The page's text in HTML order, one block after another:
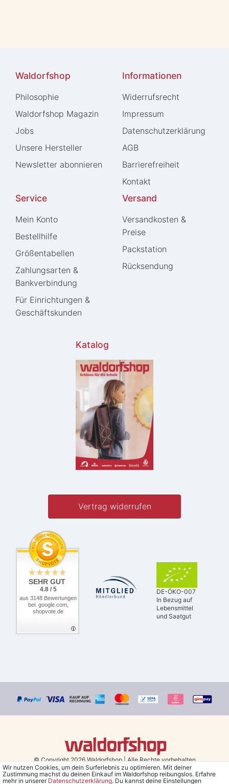
Waldorfshop
Philosophie
Waldorfshop Magazin
Jobs
Unsere Hersteller
Newsletter abonnieren
Informationen
Widerrufs­recht
Impressum
Daten­schutz­erklärung
AGB
Barrierefreiheit
Kontakt
Service
Mein Konto
Bestellhilfe
Größentabellen
Zahlungsarten &
Bankverbindung
Für Einrichtungen &
Geschäftskunden
Versand
Versandkosten &
Preise
Packstation
Rücksendung
Katalog
Vertrag widerrufen
SEHR GUT
4.8 / 5
aus 3148 Bewertungen
bei: google.com,
shopvote.de
DE-ÖKO-007
In Bezug auf
Lebensmittel
und Saatgut
© Copyright 2026 Waldorfshop|Alle Rechte vorbehalten.
Bestellungen mit Prio Versand bis 13 Uhr, garantierter Versand am
Wir nutzen Cookies, um dein Surferlebnis zu optimieren. Mit deiner
Zustimmung machst du deinen Einkauf im Waldorfshop reibungslos. Erfahre
mehr in unserer Daten­schutz­erklärung. Du kannst deine Einstellungen